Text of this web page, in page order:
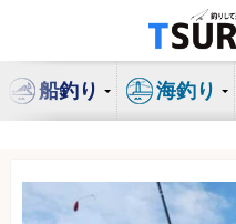
ン
船釣り 海釣り